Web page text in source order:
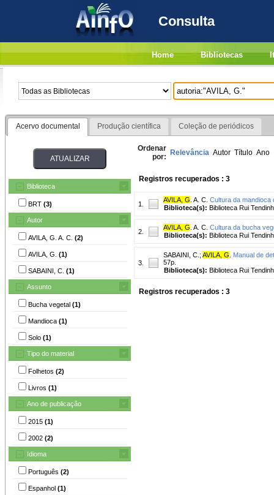
Consulta
Home Bibliotecas
Acervo documental Produção científica Coleção de periódicos
Biblioteca
BRT (3)
Autor
AVILA, G. A. C. (2)
AVILA, G. (1)
SABAINI, C. (1)
Assunto
Bucha vegetal (1)
Mandioca (1)
Solo (1)
Tipo do material
Folhetos (2)
Livros (1)
Ano de publicação
2015 (1)
2002 (2)
Idioma
Português (2)
Espanhol (1)
Ordenar
por: Relevância Autor Título Ano
Registros recuperados : 3
1.
AVILA, G . A. C. Cultura da mandioca
Biblioteca(s): Biblioteca Rui
2.
AVILA, G . A. C. Cultura da bucha
Biblioteca(s): Biblioteca Rui
3.
SABAINI, C. ; AVILA, G
Manual de
57p.
Biblioteca(s): Biblioteca Rui
Registros recuperados : 3